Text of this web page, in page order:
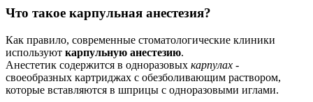
Что такое карпульная анестезия?
Как правило, современные стоматологические клиники
используют карпульную анестезию.
Анестетик содержится в одноразовых карпулах -
своеобразных картриджах с обезболивающим раствором,
которые вставляются в шприцы с одноразовыми иглами.